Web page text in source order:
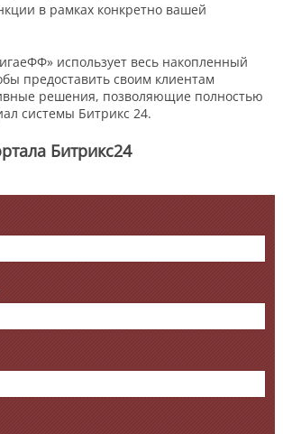
в рамках конкретно вашей
использует весь накопленный
предоставить своим клиентам
решения, позволяющие полностью
системы Битрикс 24.
Битрикс24